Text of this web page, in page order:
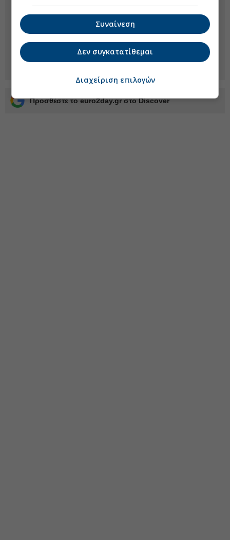
Προσθέστε το euro2day.gr στο Discover
Συναίνεση
Δεν συγκατατίθεμαι
Διαχείριση επιλογών